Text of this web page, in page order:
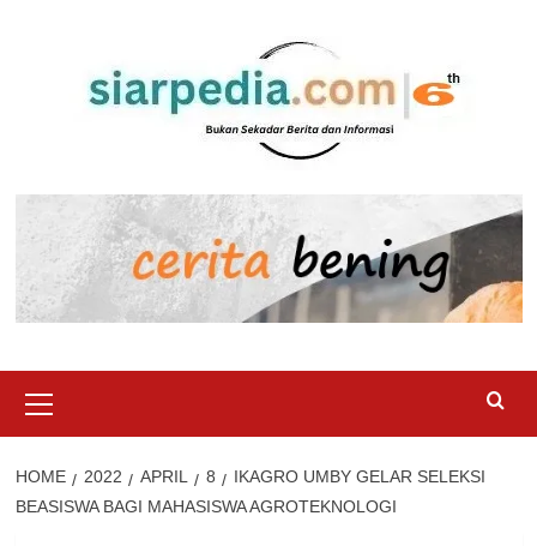
Menu
HOME 2022 APRIL 8
IKAGRO UMBY GELAR SELEKSI
BEASISWA BAGI MAHASISWA AGROTEKNOLOGI